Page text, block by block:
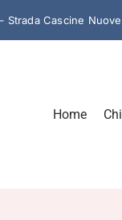
Strada Cascine
Home